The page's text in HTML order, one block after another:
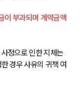
이 부과되며 계약금액
정으로 인한 지체는
경우 사유의 귀책 여